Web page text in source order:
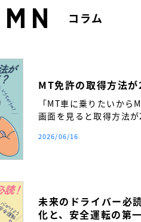
コラム
MT免許の取得方法
「MT車に乗りたいから
画面を見ると取得方法
か。
2026/06/16
未来のドライバー必
化と、安全運転の第